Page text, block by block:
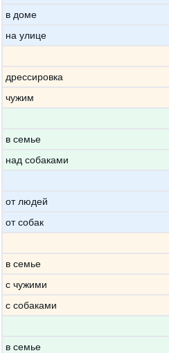
в доме
на улице
дрессировка
чужим
в семье
над собаками
от людей
от собак
в семье
с чужими
с собаками
в семье